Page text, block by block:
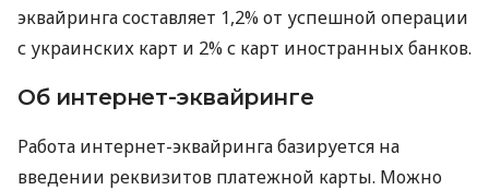
эквайринга составляет 1,2% от успешной операции
с украинских карт и 2% с карт иностранных банков.
Об интернет-эквайринге
Работа интернет-эквайринга базируется на
введении реквизитов платежной карты. Можно